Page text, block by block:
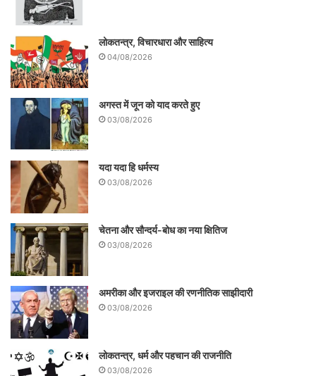
लोकतन्त्र, विचारधारा और साहित्य
04/08/2026
अगस्त में जून को याद करते हुए
03/08/2026
यदा यदा हि धर्मस्य
03/08/2026
चेतना और सौन्दर्य-बोध का नया क्षितिज
03/08/2026
अमरीका और इजराइल की रणनीतिक साझीदारी
03/08/2026
लोकतन्त्र, धर्म और पहचान की राजनीति
03/08/2026